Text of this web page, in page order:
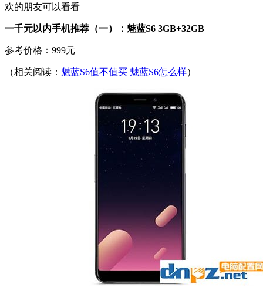
欢的朋友可以看看
一千元以内手机推荐（一）：魅蓝S6 3GB+32GB
参考价格：999元
（相关阅读： 魅蓝S6值不值买 魅蓝S6怎么样）